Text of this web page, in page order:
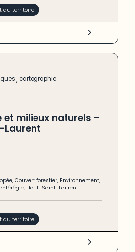
du territoire
, cartographie
et milieux naturels –
,Couvert forestier, Environnement,
, Haut-Saint-Laurent
du territoire